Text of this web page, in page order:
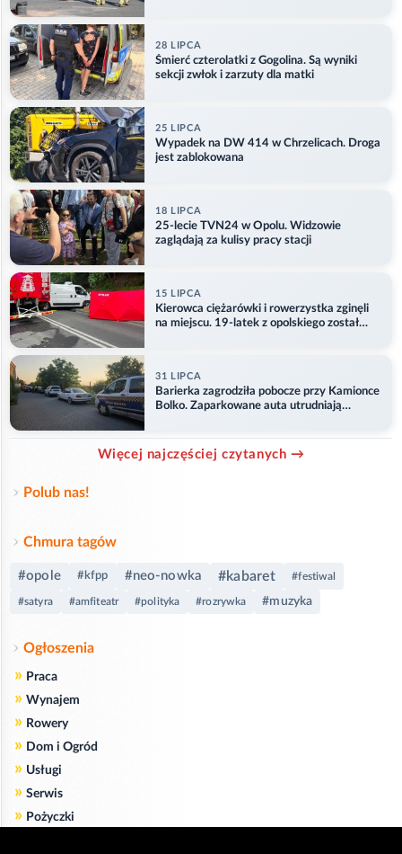
28 LIPCA
Śmierć czterolatki z Gogolina. Są wyniki
sekcji zwłok i zarzuty dla matki
25 LIPCA
Wypadek na DW 414 w Chrzelicach. Droga
jest zablokowana
18 LIPCA
25-lecie TVN24 w Opolu. Widzowie
zaglądają za kulisy pracy stacji
15 LIPCA
Kierowca ciężarówki i rowerzystka zginęli
na miejscu. 19-latek z opolskiego został
31 LIPCA
Barierka zagrodziła pobocze przy Kamionce
Bolko. Zaparkowane auta utrudniają
Więcej najczęściej czytanych →
Polub nas!
Chmura tagów
#opole #kfpp #neo-nowka #kabaret #festiwal
#satyra #amfiteatr #polityka #rozrywka #muzyka
Ogłoszenia
» Praca
» Wynajem
» Rowery
» Dom i Ogród
» Usługi
» Serwis
» Pożyczki